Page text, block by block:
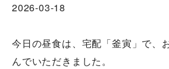
2026-03-18
今日の昼食は、宅配「釜寅」で、
んでいただきました。